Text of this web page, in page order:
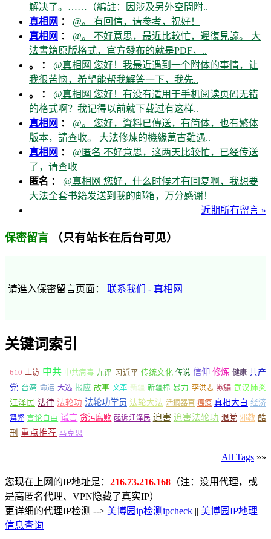
解决了。……（編註：因涉及另外空間附..
真相网 ： @。 有回信，请参考，祝好！
真相网 ： @。 不好意思，最近比較忙，遲復見諒。 大
法書籍原版格式，官方發布的就是PDF，..
。 ： @真相网 您好！我最近遇到一个附体的事情，让
我很苦恼，希望能帮我解答一下，我先..
。 ： @真相网 您好！有没有适用于手机阅读页码无错
的格式啊？我记得以前就下载过有这样..
真相网 ： @。 您好，資料已傳送，有简体，也有繁体
版本，請查收。 大法修煉的機緣萬古難遇..
真相网 ： @匿名 不好意思，这两天比较忙，已经传送
了，请查收
匿名 ： @真相网 您好，什么时候才有回复啊，我想要
大法全套书籍发送到我的邮箱，万分感谢！
近期所有留言 »
保密留言 （只有站长在后台可见）
请進入保密留言页面： 联系我们 - 真相网
关键词索引
610 上访 中共 中共病毒 九评 习近平 传统文化 传说 信仰 修炼 健康 共产
党 台湾 命运 大选 报应 故事 文革 新疆 新疆棉 暴力 李洪志 欺骗 武汉肺炎
江泽民 法律 法轮功 法轮功学员 法轮大法 活摘器官 瘟疫 真相大白 经济
舞弊 言论自由 谎言 贪污腐败 起诉江泽民 迫害 迫害法轮功 退党 邪教 酷
刑 重点推荐 马克思
All Tags »»
您现在上网的IP地址是： 216.73.216.168 （注：没用代理，或
是高匿名代理、VPN隐藏了真实IP）
更详细的代理IP检测 --> 美博园ip检测ipcheck
美博园IP地理
信息查询